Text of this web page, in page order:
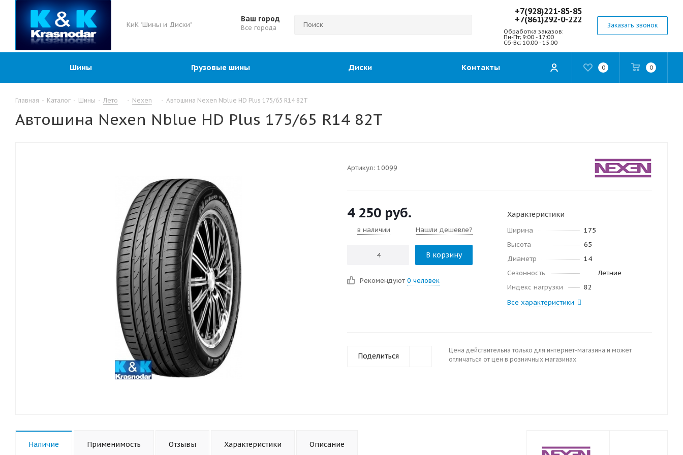
КиК "Шины и Диски"
Ваш город
Все города
+7(928)221-85-85
+7(861)292-0-222
Обработка заказов:
Пн-Пт; 9:00 - 17:00
Сб-Вс; 10:00 - 15:00
Заказать звонок
0 0
Шины Грузовые шины Диски Контакты
Главная - Каталог - Шины - Лето - Nexen - Автошина Nexen Nblue HD Plus 175/65 R14 82T
Автошина Nexen Nblue HD Plus 175/65 R14 82T
Артикул: 10099
4 250 руб.
в наличии Нашли дешевле?
В корзину
Рекомендуют 0 человек
Характеристики
Ширина
175
Высота
65
Диаметр
14
Сезонность
Летние
Индекс нагрузки
82
Все характеристики
Поделиться
Цена действительна только для интернет-магазина и может
отличаться от цен в розничных магазинах
Наличие Применимость Отзывы Характеристики Описание